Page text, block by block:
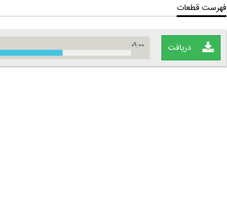
فهرست قطعات
دریافت ۰۹:۰۰